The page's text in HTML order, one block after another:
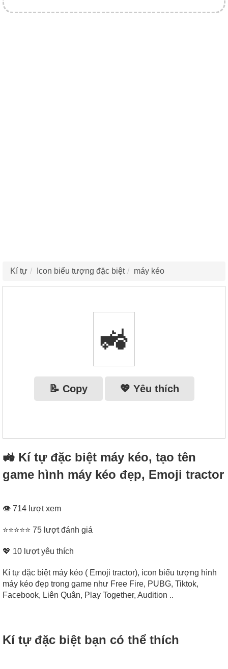
Kí tự Icon biểu tượng đặc biệt máy kéo
🚜
📝 Copy 💖 Yêu thích
🚜 Kí tự đặc biệt máy kéo, tạo tên
game hình máy kéo đẹp, Emoji tractor
👁 714 lượt xem
⭐⭐⭐⭐⭐ 75 lượt đánh giá
💖 10 lượt yêu thích
Kí tự đặc biệt máy kéo ( Emoji tractor), icon biểu tượng hình
máy kéo đẹp trong game như Free Fire, PUBG, Tiktok,
Facebook, Liên Quân, Play Together, Audition ..
Kí tự đặc biệt bạn có thể thích